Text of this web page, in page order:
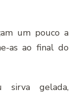
um pouco a
as ao final do
sirva gelada,